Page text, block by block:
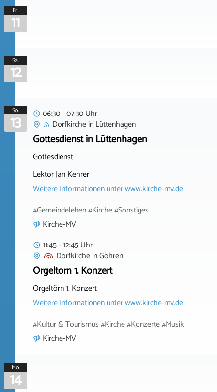
Fr.
11
Sa.
12
So.
13
06:30 - 07:30 Uhr
DorfkircheinLüttenhagen
Gottesdienst in Lüttenhagen
Gottesdienst
Lektor Jan Kehrer
Weitere Informationen unterwww.kirche-mv.de
#Gemeindeleben #Kirche #Sonstiges
Kirche-MV
11:45 - 12:45 Uhr
DorfkircheinGöhren
Orgeltörn 1. Konzert
Orgeltörn 1. Konzert
Weitere Informationen unterwww.kirche-mv.de
#Kultur & Tourismus #Kirche #Konzerte #Musik
Kirche-MV
Mo.
14